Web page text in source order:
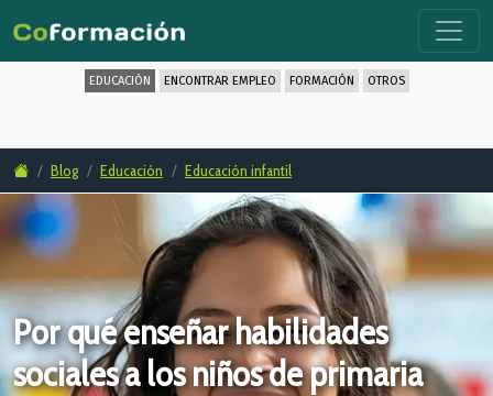
EDUCACIÓN ENCONTRAR EMPLEO FORMACIÓN OTROS
Blog Educación Educación infantil
Por qué enseñar habilidades
sociales a los niños de primaria